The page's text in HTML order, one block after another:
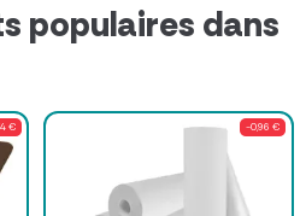
populaires dans
€ -0,96 €